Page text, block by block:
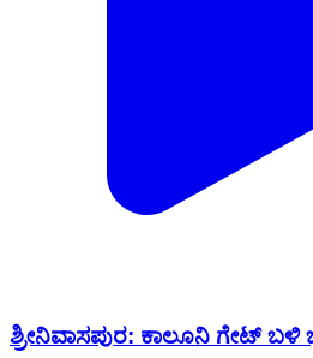
ಶ್ರೀನಿವಾಸಪುರ: ಕಾಲೂನಿ ಗೇಟ್ ಬಳಿ